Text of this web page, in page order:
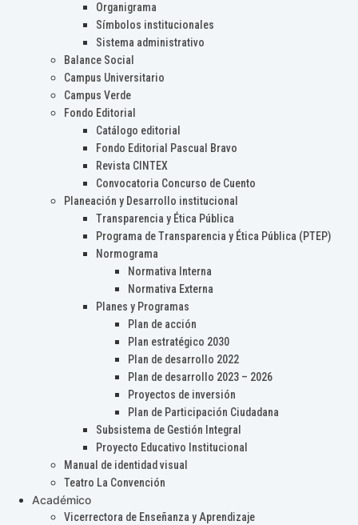
Organigrama
Símbolos institucionales
Sistema administrativo
Balance Social
Campus Universitario
Campus Verde
Fondo Editorial
Catálogo editorial
Fondo Editorial Pascual Bravo
Revista CINTEX
Convocatoria Concurso de Cuento
Planeación y Desarrollo institucional
Transparencia y Ética Pública
Programa de Transparencia y Ética Pública (PTEP)
Normograma
Normativa Interna
Normativa Externa
Planes y Programas
Plan de acción
Plan estratégico 2030
Plan de desarrollo 2022
Plan de desarrollo 2023 – 2026
Proyectos de inversión
Plan de Participación Ciudadana
Subsistema de Gestión Integral
Proyecto Educativo Institucional
Manual de identidad visual
Teatro La Convención
Académico
Vicerrectora de Enseñanza y Aprendizaje